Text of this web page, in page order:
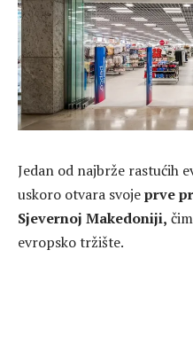
Jedan od najbrže rastućih
uskoro otvara svojeprve
Sjevernoj Makedoniji,
evropsko tržište.